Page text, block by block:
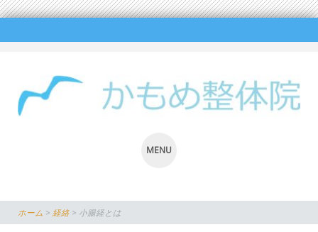
MENU
TO
CONTENT
ホーム > 経絡 > 小腸経とは